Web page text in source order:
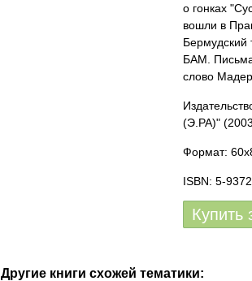
о гонках
вошли в
Бермудский
БАМ.
слово
(Э.РА)"
Формат:
ISBN: 5-
Купить
Другие книги схожей тематики: